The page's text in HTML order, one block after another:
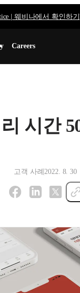
| 웨비나에서 확인하기
Careers
시간
고객 사례 2022. 8. 30